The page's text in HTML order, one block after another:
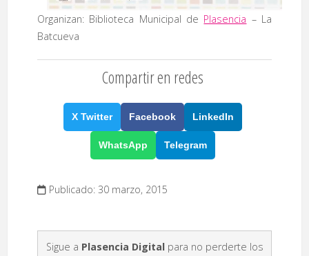
Organizan: Biblioteca Municipal de Plasencia – La
Batcueva
Compartir en redes
X Twitter Facebook LinkedIn
WhatsApp Telegram
Publicado: 30 marzo, 2015
Sigue a Plasencia Digitalpara no perderte los